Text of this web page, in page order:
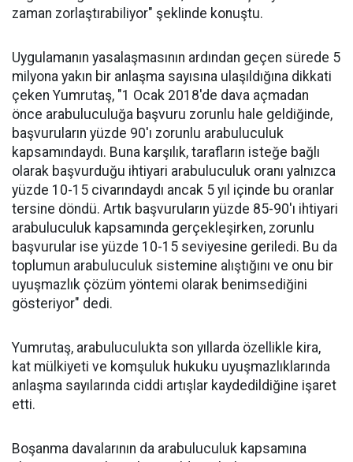
zaman zorlaştırabiliyor" şeklinde konuştu.
Uygulamanın yasalaşmasının ardından geçen sürede 5
milyona yakın bir anlaşma sayısına ulaşıldığına dikkati
çeken Yumrutaş, "1 Ocak 2018'de dava açmadan
önce arabuluculuğa başvuru zorunlu hale geldiğinde,
başvuruların yüzde 90'ı zorunlu arabuluculuk
kapsamındaydı. Buna karşılık, tarafların isteğe bağlı
olarak başvurduğu ihtiyari arabuluculuk oranı yalnızca
yüzde 10-15 civarındaydı ancak 5 yıl içinde bu oranlar
tersine döndü. Artık başvuruların yüzde 85-90'ı ihtiyari
arabuluculuk kapsamında gerçekleşirken, zorunlu
başvurular ise yüzde 10-15 seviyesine geriledi. Bu da
toplumun arabuluculuk sistemine alıştığını ve onu bir
uyuşmazlık çözüm yöntemi olarak benimsediğini
gösteriyor" dedi.
Yumrutaş, arabuluculukta son yıllarda özellikle kira,
kat mülkiyeti ve komşuluk hukuku uyuşmazlıklarında
anlaşma sayılarında ciddi artışlar kaydedildiğine işaret
etti.
Boşanma davalarının da arabuluculuk kapsamına